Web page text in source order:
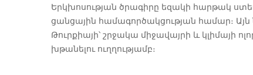
Երկխոսության ծրագիրը եզակի հարթակ
ցանցային համագործակցության համար։
Թուրքիայի՝ շրջակա միջավայրի և կլիմայի
խթանելու ուղղությամբ։